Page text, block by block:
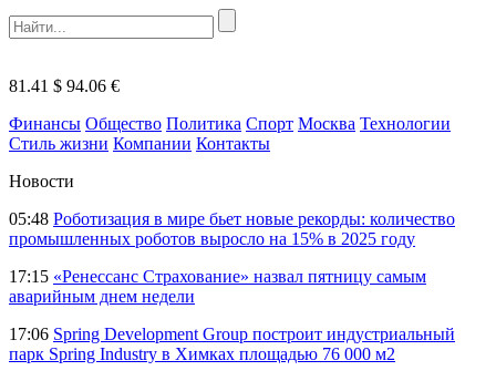
81.41 $ 94.06 €
Финансы Общество Политика Спорт Москва Технологии
Стиль жизни Компании Контакты
Новости
05:48 Роботизация в мире бьет новые рекорды: количество
промышленных роботов выросло на 15% в 2025 году
17:15 «Ренессанс Страхование» назвал пятницу самым
аварийным днем недели
17:06 Spring Development Group построит индустриальный
парк Spring Industry в Химках площадью 76 000 м2